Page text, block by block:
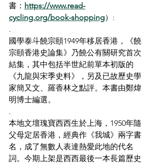
書： https://www.read-
cycling.org/book-shopping） :
.
國學泰斗饒宗頤1949年移居香港，《饒
宗頤香港史論集》乃饒公有關研究首次
結集，其中包括半世紀前單本初版的
《九龍與宋季史料》，另及已故歷史學
家簡又文、羅香林之點評。本書由鄭煒
明博士編選。
.
本地文壇瑰寶西西生於上海，1950年隨
父母定居香港，經典作《我城》兩字書
名，成了無數人表達熱愛此地的代名
詞。今期上架是西西最後一本長篇歷史